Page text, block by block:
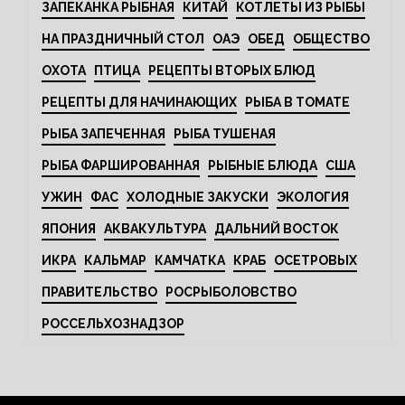
ЗАПЕКАНКА РЫБНАЯ КИТАЙ КОТЛЕТЫ ИЗ РЫБЫ
НА ПРАЗДНИЧНЫЙ СТОЛ ОАЭ ОБЕД ОБЩЕСТВО
ОХОТА ПТИЦА РЕЦЕПТЫ ВТОРЫХ БЛЮД
РЕЦЕПТЫ ДЛЯ НАЧИНАЮЩИХ РЫБА В ТОМАТЕ
РЫБА ЗАПЕЧЕННАЯ РЫБА ТУШЕНАЯ
РЫБА ФАРШИРОВАННАЯ РЫБНЫЕ БЛЮДА США
УЖИН ФАС ХОЛОДНЫЕ ЗАКУСКИ ЭКОЛОГИЯ
ЯПОНИЯ АКВАКУЛЬТУРА ДАЛЬНИЙ ВОСТОК
ИКРА КАЛЬМАР КАМЧАТКА КРАБ ОСЕТРОВЫХ
ПРАВИТЕЛЬСТВО РОСРЫБОЛОВСТВО
РОССЕЛЬХОЗНАДЗОР